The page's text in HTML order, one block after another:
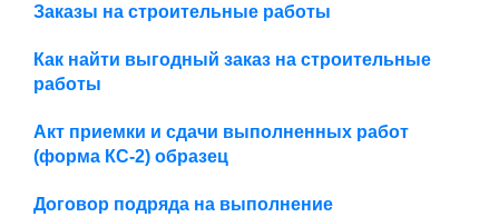
Заказы на строительные работы
Как найти выгодный заказ на строительные
работы
Акт приемки и сдачи выполненных работ
(форма КС-2) образец
Договор подряда на выполнение